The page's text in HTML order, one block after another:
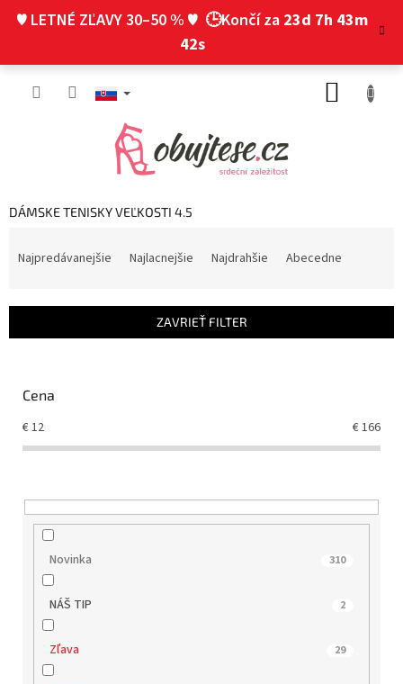
♥ LETNÉ ZĽAVY 30–50 % ♥ 🕒Končí za 23d 7h 43m
41s
DÁMSKE TENISKY VEĽKOSTI 4.5
i
Najpredávanejšie Najlacnejšie Najdrahšie Abecedne
ZAVRIEŤ FILTER
Cena
€12 €166
Novinka 310
NÁŠ TIP 2
Zľava 29